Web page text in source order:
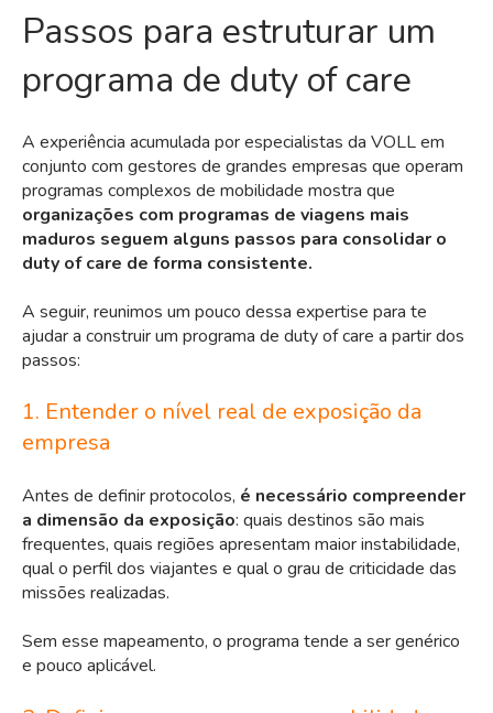
Passos para estruturar um
programa de duty of care
A experiência acumulada por especialistas da VOLL em
conjunto com gestores de grandes empresas que operam
programas complexos de mobilidade mostra que
organizações com programas de viagens mais
maduros seguem alguns passos para consolidar o
duty of care de forma consistente.
A seguir, reunimos um pouco dessa expertise para te
ajudar a construir um programa de duty of care a partir dos
passos:
1. Entender o nível real de exposição da
empresa
Antes de definir protocolos, é necessário compreender
a dimensão da exposição: quais destinos são mais
frequentes, quais regiões apresentam maior instabilidade,
qual o perfil dos viajantes e qual o grau de criticidade das
missões realizadas.
Sem esse mapeamento, o programa tende a ser genérico
e pouco aplicável.